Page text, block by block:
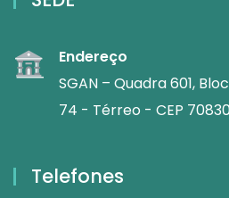
Endereço
SGAN – Quadra 601,
74 - Térreo - CEP
Telefones